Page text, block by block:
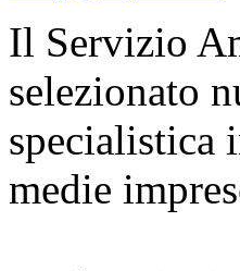
Il Servizio
selezionato
specialistica
medie